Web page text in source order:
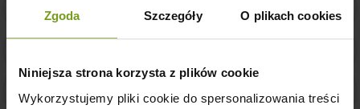
Zgoda Szczegóły O plikach cookies
Niniejsza strona korzysta z plików cookie
Wykorzystujemy pliki cookie do spersonalizowania treści
Bezpieczne zakupy w naszym sklepie
14 dni na łatwy zwrot zakupu